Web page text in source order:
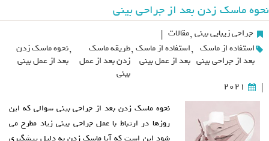
نحوه ماسک زدن بعد از جراحی بینی
جراحی زیبایی بینی ,مقالات |
استفاده از ماسک
بعد از جراحی بینی
,استفاده از ماسک
بعد از عمل بینی
,طریقه ماسک
زدن بعد از عمل
بینی
,نحوه ماسک زدن
بعد از عمل بینی
|
2021
نحوه ماسک زدن بعد از جراحی بینی سوالی که این
روزها در ارتباط با عمل جراحی بینی زیاد مطرح می
شود این است که آیا ماسک زدن به دلیل پیشگیری